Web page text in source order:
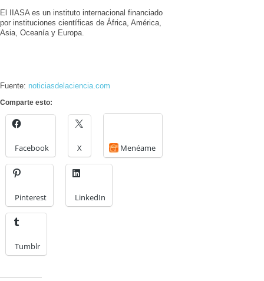
El IIASA es un instituto internacional financiado
por instituciones científicas de África, América,
Asia, Oceanía y Europa.
Fuente: noticiasdelaciencia.com
Comparte esto:
Facebook X Menéame
Pinterest LinkedIn
Tumblr